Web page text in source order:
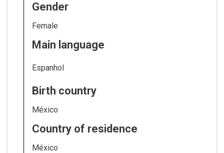
Gender
Female
Main language
Espanhol
Birth country
México
Country of residence
México